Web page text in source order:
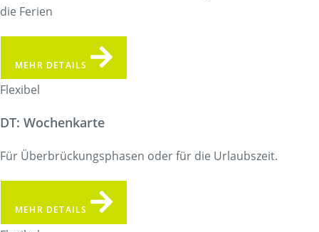
die Ferien
MEHR DETAILS
Flexibel
DT: Wochenkarte
Für Überbrückungsphasen oder für die Urlaubszeit.
MEHR DETAILS